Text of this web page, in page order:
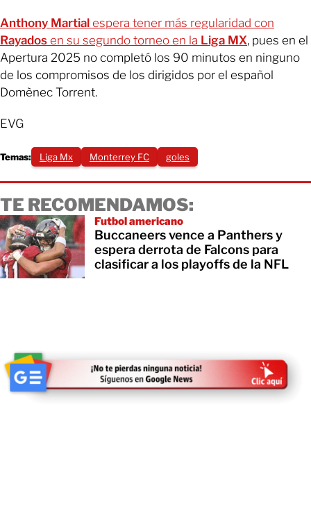
Anthony Martial espera tener más regularidad con
Rayados en su segundo torneo en la Liga MX, pues en el
Apertura 2025 no completó los 90 minutos en ninguno
de los compromisos de los dirigidos por el español
Domènec Torrent.
EVG
Temas: Liga Mx Monterrey FC goles
TE RECOMENDAMOS:
Futbol americano
Buccaneers vence a Panthers y
espera derrota de Falcons para
clasificar a los playoffs de la NFL